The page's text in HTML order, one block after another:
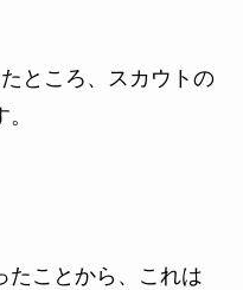
ところ、スカウトの
たことから、これは